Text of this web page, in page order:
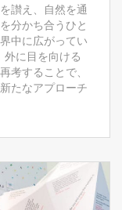
讃え、自然を通
分かち合うひと
中に広がってい
に目を向ける
考することで、
たなアプローチ